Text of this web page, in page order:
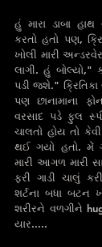
હું મારા ડાબા હાથ
કરતો‌ હતો પણ, ક્રિતિકા એ પેન્ટ નું હૂક અને ઝિપ
ખોલી મારી અન્ડરવેર નીચે‌ કરી મારા
લાગી. હું બોલ્યો,"
પડી જશે."
પણ છાનામાના
વરસાદ પડે ફુલ
ચાલતો હોય તો
થઈ ગયો હતો. મેં
મારી આગળ મારી
ફરી ગાડી ચાલું
શર્ટના બધા બટન
શરીરને વળગીને
યાર.....